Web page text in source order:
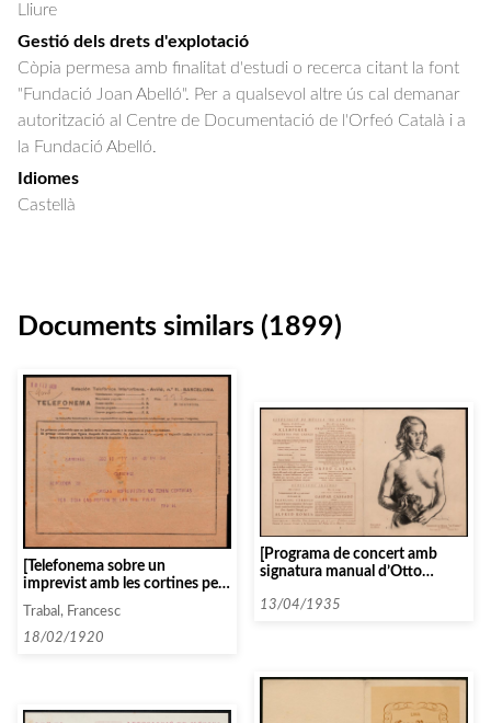
Lliure
Gestió dels drets d'explotació
Còpia permesa amb finalitat d'estudi o recerca citant la font
"Fundació Joan Abelló". Per a qualsevol altre ús cal demanar
autorització al Centre de Documentació de l'Orfeó Català i a
la Fundació Abelló.
Idiomes
Castellà
Documents similars (1899)
[Telefonema sobre un
imprevist amb les cortines pel
concert del Quartet
Renaixement a Sabadell]
Trabal, Francesc
18/02/1920
[Programa de concert amb
signatura manual d’Otto
13/04/1935